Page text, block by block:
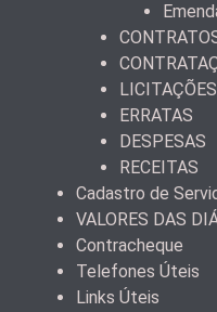
LICITAÇÕES
ERRATAS
DESPESAS
RECEITAS
Cadastro de
VALORES DAS
Contracheque
Telefones Úteis
Links Úteis